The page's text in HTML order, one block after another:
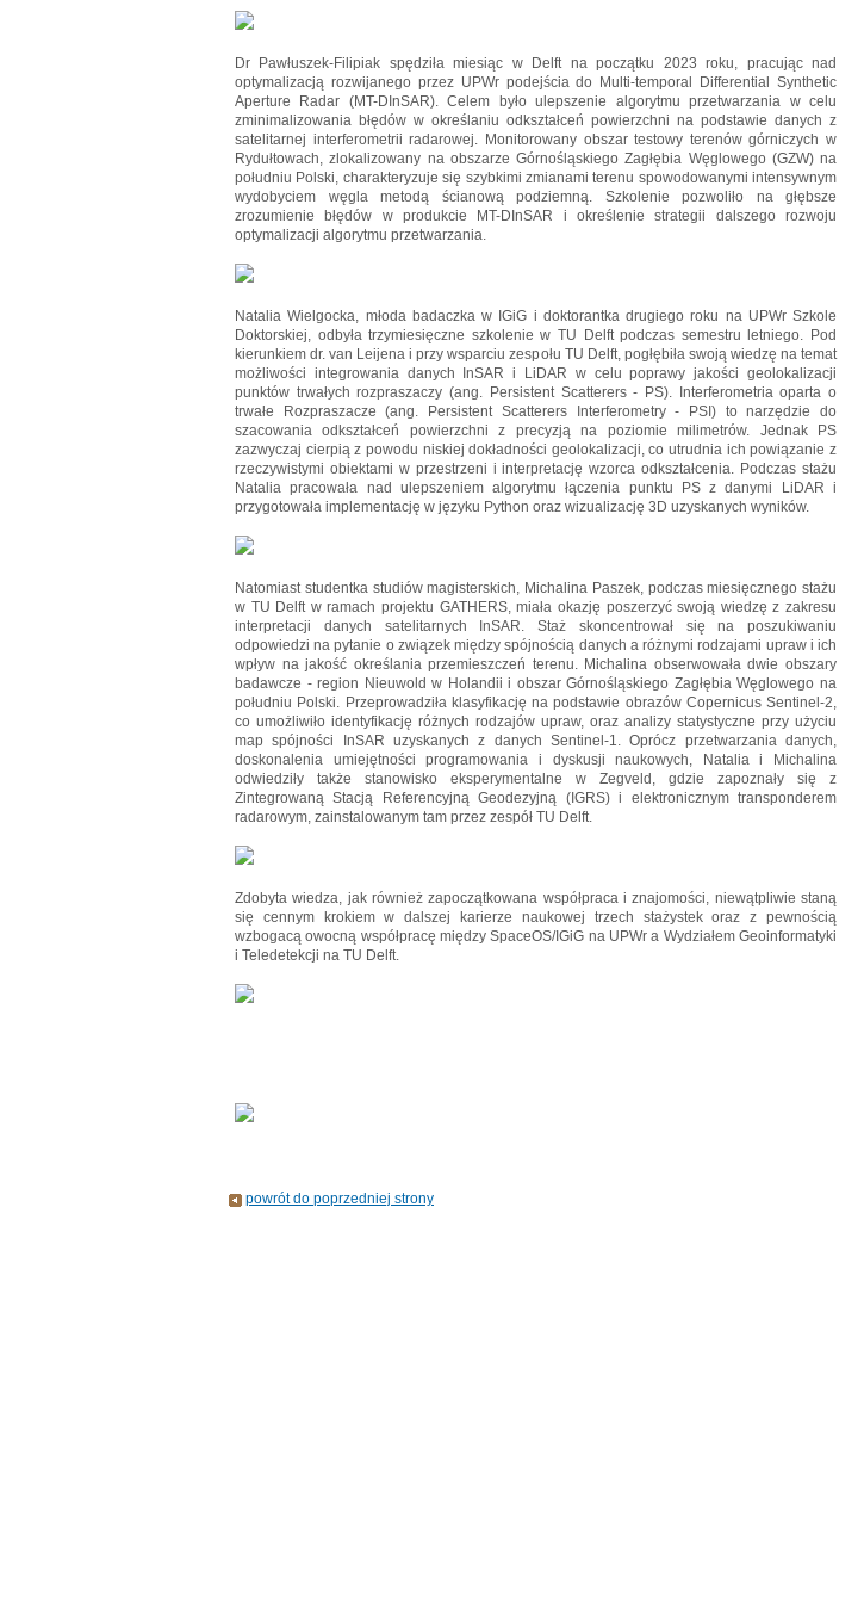
Dr Pawłuszek-Filipiak spędziła miesiąc w Delft na początku 2023 roku, pracując nad
optymalizacją rozwijanego przez UPWr podejścia do Multi-temporal Differential Synthetic
Aperture Radar (MT-DInSAR). Celem było ulepszenie algorytmu przetwarzania w celu
zminimalizowania błędów w określaniu odkształceń powierzchni na podstawie danych z
satelitarnej interferometrii radarowej. Monitorowany obszar testowy terenów górniczych w
Rydułtowach, zlokalizowany na obszarze Górnośląskiego Zagłębia Węglowego (GZW) na
południu Polski, charakteryzuje się szybkimi zmianami terenu spowodowanymi intensywnym
wydobyciem węgla metodą ścianową podziemną. Szkolenie pozwoliło na głębsze
zrozumienie błędów w produkcie MT-DInSAR i określenie strategii dalszego rozwoju
optymalizacji algorytmu przetwarzania.
Natalia Wielgocka, młoda badaczka w IGiG i doktorantka drugiego roku na UPWr Szkole
Doktorskiej, odbyła trzymiesięczne szkolenie w TU Delft podczas semestru letniego. Pod
kierunkiem dr. van Leijena i przy wsparciu zespołu TU Delft, pogłębiła swoją wiedzę na temat
możliwości integrowania danych InSAR i LiDAR w celu poprawy jakości geolokalizacji
punktów trwałych rozpraszaczy (ang. Persistent Scatterers - PS). Interferometria oparta o
trwałe Rozpraszacze (ang. Persistent Scatterers Interferometry - PSI) to narzędzie do
szacowania odkształceń powierzchni z precyzją na poziomie milimetrów. Jednak PS
zazwyczaj cierpią z powodu niskiej dokładności geolokalizacji, co utrudnia ich powiązanie z
rzeczywistymi obiektami w przestrzeni i interpretację wzorca odkształcenia. Podczas stażu
Natalia pracowała nad ulepszeniem algorytmu łączenia punktu PS z danymi LiDAR i
przygotowała implementację w języku Python oraz wizualizację 3D uzyskanych wyników.
Natomiast studentka studiów magisterskich, Michalina Paszek, podczas miesięcznego stażu
w TU Delft w ramach projektu GATHERS, miała okazję poszerzyć swoją wiedzę z zakresu
interpretacji danych satelitarnych InSAR. Staż skoncentrował się na poszukiwaniu
odpowiedzi na pytanie o związek między spójnością danych a różnymi rodzajami upraw i ich
wpływ na jakość określania przemieszczeń terenu. Michalina obserwowała dwie obszary
badawcze - region Nieuwold w Holandii i obszar Górnośląskiego Zagłębia Węglowego na
południu Polski. Przeprowadziła klasyfikację na podstawie obrazów Copernicus Sentinel-2,
co umożliwiło identyfikację różnych rodzajów upraw, oraz analizy statystyczne przy użyciu
map spójności InSAR uzyskanych z danych Sentinel-1. Oprócz przetwarzania danych,
doskonalenia umiejętności programowania i dyskusji naukowych, Natalia i Michalina
odwiedziły także stanowisko eksperymentalne w Zegveld, gdzie zapoznały się z
Zintegrowaną Stacją Referencyjną Geodezyjną (IGRS) i elektronicznym transponderem
radarowym, zainstalowanym tam przez zespół TU Delft.
Zdobyta wiedza, jak również zapoczątkowana współpraca i znajomości, niewątpliwie staną
się cennym krokiem w dalszej karierze naukowej trzech stażystek oraz z pewnością
wzbogacą owocną współpracę między SpaceOS/IGiG na UPWr a Wydziałem Geoinformatyki
i Teledetekcji na TU Delft.
powrót do poprzedniej strony